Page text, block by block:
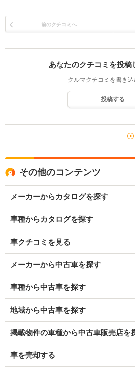
前のクチコミへ
あなたのクチコミを投稿
クルマクチコミを書き込
投稿する
その他のコンテンツ
メーカーからカタログを探す
車種からカタログを探す
車クチコミを見る
メーカーから中古車を探す
車種から中古車を探す
地域から中古車を探す
掲載物件の車種から中古車販売店を
車を売却する